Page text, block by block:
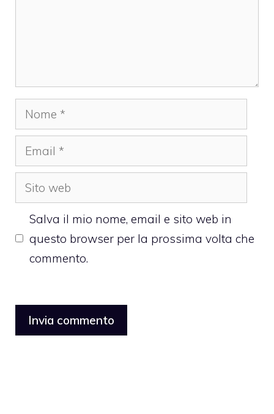
Nome
Email
Sito
web
Salva il mio nome, email e sito web in
questo browser per la prossima volta che
commento.